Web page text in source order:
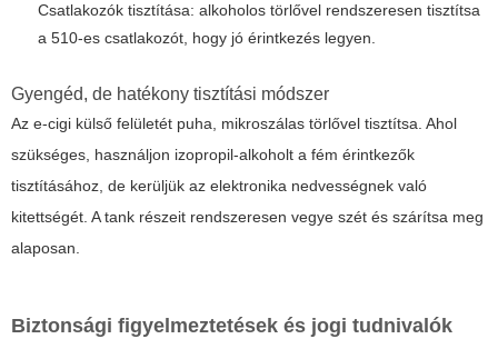
Csatlakozók tisztítása: alkoholos törlővel rendszeresen tisztítsa
a 510-es csatlakozót, hogy jó érintkezés legyen.
Gyengéd, de hatékony tisztítási módszer
Az e-cigi külső felületét puha, mikroszálas törlővel tisztítsa. Ahol
szükséges, használjon izopropil-alkoholt a fém érintkezők
tisztításához, de kerüljük az elektronika nedvességnek való
kitettségét. A tank részeit rendszeresen vegye szét és szárítsa meg
alaposan.
Biztonsági figyelmeztetések és jogi tudnivalók